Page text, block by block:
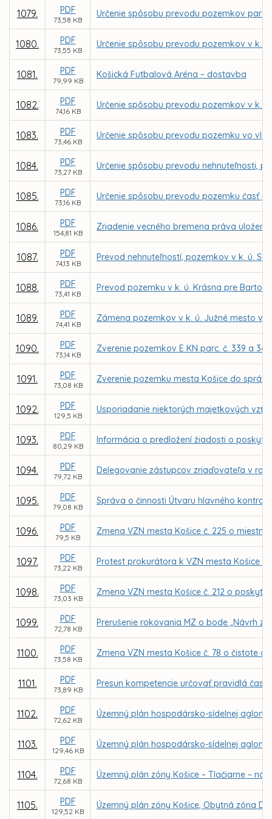
1079. PDF
73,58 KB
Určenie spôsobu prevodu pozemkov parc.
1080. PDF
73,55 KB
Určenie spôsobu prevodu pozemkov v k.
1081. PDF
79,99 KB
Košická Futbalová Aréna – dostavba
1082. PDF
74,16 KB
Určenie spôsobu prevodu pozemkov v k.
1083. PDF
73,46 KB
Určenie spôsobu prevodu pozemku vo
1084. PDF
73,27 KB
Určenie spôsobu prevodu nehnuteľnosti,
1085. PDF
73,16 KB
Určenie spôsobu prevodu pozemku časť
1086. PDF
154,81 KB
Zriadenie vecného bremena práva
1087. PDF
74,13 KB
Prevod nehnuteľností, pozemkov v k. ú.
1088. PDF
73,41 KB
Prevod pozemku v k. ú. Krásna pre
1089. PDF
74,41 KB
Zámena pozemkov v k. ú. Južné mesto vo
1090. PDF
73,14 KB
Zverenie pozemkov E KN parc. č. 339 a
1091. PDF
73,08 KB
Zverenie pozemku mesta Košice do
1092. PDF
129,5 KB
Usporiadanie niektorých majetkových
1093. PDF
80,29 KB
Informácia o predložení žiadosti o
1094. PDF
79,72 KB
Delegovanie zástupcov zriaďovateľa v
1095. PDF
79,08 KB
Správa o činnosti Útvaru hlavného
1096. PDF
79,5 KB
Zmena VZN mesta Košice č. 225 o
1097. PDF
73,22 KB
Protest prokurátora k VZN mesta Košice č.
1098. PDF
73,03 KB
Zmena VZN mesta Košice č. 212 o
1099. PDF
72,78 KB
Prerušenie rokovania MZ o bode „Návrh
1100. PDF
73,58 KB
Zmena VZN mesta Košice č. 78 o čistote a
1101. PDF
73,89 KB
Presun kompetencie určovať pravidlá
1102. PDF
72,62 KB
Územný plán hospodársko-sídelnej
1103. PDF
129,46 KB
Územný plán hospodársko-sídelnej
1104. PDF
72,68 KB
Územný plán zóny Košice – Tlačiarne –
1105. PDF
129,52 KB
Územný plán zóny Košice, Obytná zóna